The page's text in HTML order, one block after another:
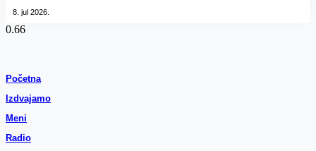
8. jul 2026.
Početna
Izdvajamo
Meni
Radio